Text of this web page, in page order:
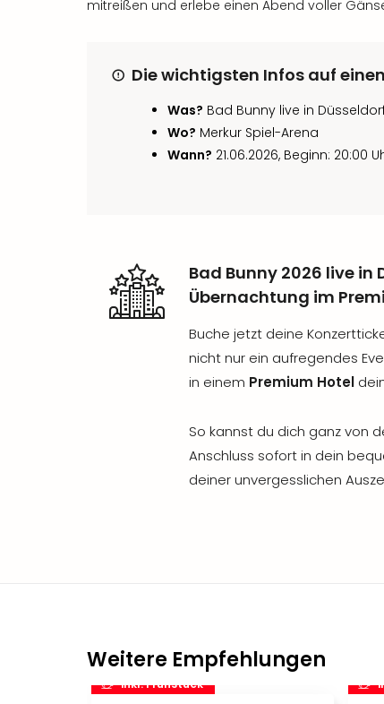
mitreißen und erlebe einen Abend voller
Die wichtigsten Infos auf
Was? Bad Bunny live in
Wo? Merkur Spiel-Arena
Wann? 21.06.2026, Beginn: 20:00
Bad Bunny 2026 live in
Übernachtung im
Buche jetzt deine
nicht nur ein aufregendes
in einem Premium Hotel
So kannst du dich ganz von
Anschluss sofort in dein
deiner unvergesslichen
Weitere Empfehlungen
inkl. Frühstück